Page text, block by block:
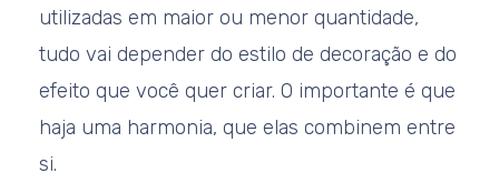
utilizadas em maior ou menor quantidade,
tudo vai depender do estilo de decoração e do
efeito que você quer criar. O importante é que
haja uma harmonia, que elas combinem entre
si.